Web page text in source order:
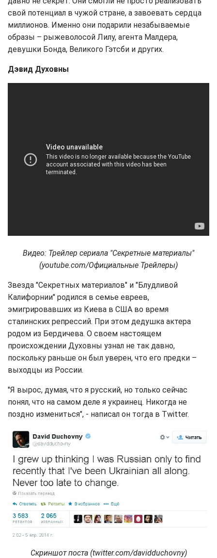
свой потенциал в чужой стране, а завоевать сердца
миллионов. Именно они подарили незабываемые
образы – рыжеволосой Лилу, агента Малдера,
девушки Бонда, Великого Гэтсби и других.
Дэвид Духовны
Видео: Трейлер сериала "Секретные материалы"
(youtube.com/Официальные Трейлеры)
Звезда "Секретных материалов" и "Блудливой
Калифорнии" родился в семье евреев,
эмигрировавших из Киева в США во время
сталинских репрессий. При этом дедушка актера
родом из Бердичева. О своем настоящем
происхождении Духовны узнал не так давно,
поскольку раньше он был уверен, что его предки –
выходцы из России.
"Я вырос, думая, что я русский, но только сейчас
понял, что на самом деле я украинец. Никогда не
поздно измениться", - написал он тогда в Twitter.
Скриншот поста (twitter.com/davidduchovny)